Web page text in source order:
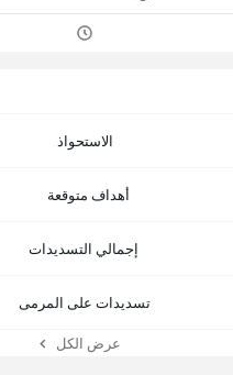
الاستحواذ
أهداف متوقعة
إجمالي التسديدات
تسديدات على المرمى
عرض الكل